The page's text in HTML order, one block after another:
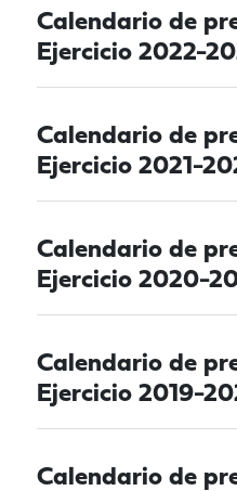
Calendario de
Ejercicio 2022-
Calendario de
Ejercicio 2021-
Calendario de
Ejercicio 2020-
Calendario de
Ejercicio 2019-
Calendario de